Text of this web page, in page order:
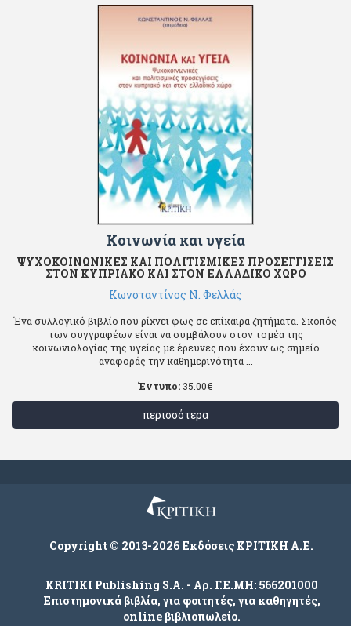
Κοινωνία και υγεία
ΨΥΧΟΚΟΙΝΩΝΙΚΕΣ ΚΑΙ ΠΟΛΙΤΙΣΜΙΚΕΣ ΠΡΟΣΕΓΓΙΣΕΙΣ
ΣΤΟΝ ΚΥΠΡΙΑΚΟ ΚΑΙ ΣΤΟΝ ΕΛΛΑΔΙΚΟ ΧΩΡΟ
Κωνσταντίνος Ν. Φελλάς
Ένα συλλογικό βιβλίο που ρίχνει φως σε επίκαιρα ζητήματα. Σκοπός
των συγγραφέων είναι να συμβάλουν στον τομέα της
κοινωνιολογίας της υγείας με έρευνες που έχουν ως σημείο
αναφοράς την καθημερινότητα ...
Έντυπο: 35.00€
περισσότερα
Copyright © 2013-2026 Εκδόσεις ΚΡΙΤΙΚΗ Α.Ε.
KRITIKI Publishing S.A. - Αρ. Γ.Ε.ΜΗ: 566201000
Επιστημονικά βιβλία, για φοιτητές, για καθηγητές,
online βιβλιοπωλείο.